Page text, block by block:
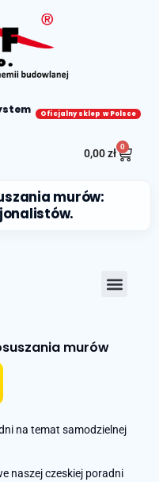
Oficjalny sklep w Polsce
0,00zł
0
murów:
murów
na temat samodzielnej
naszej czeskiej poradni